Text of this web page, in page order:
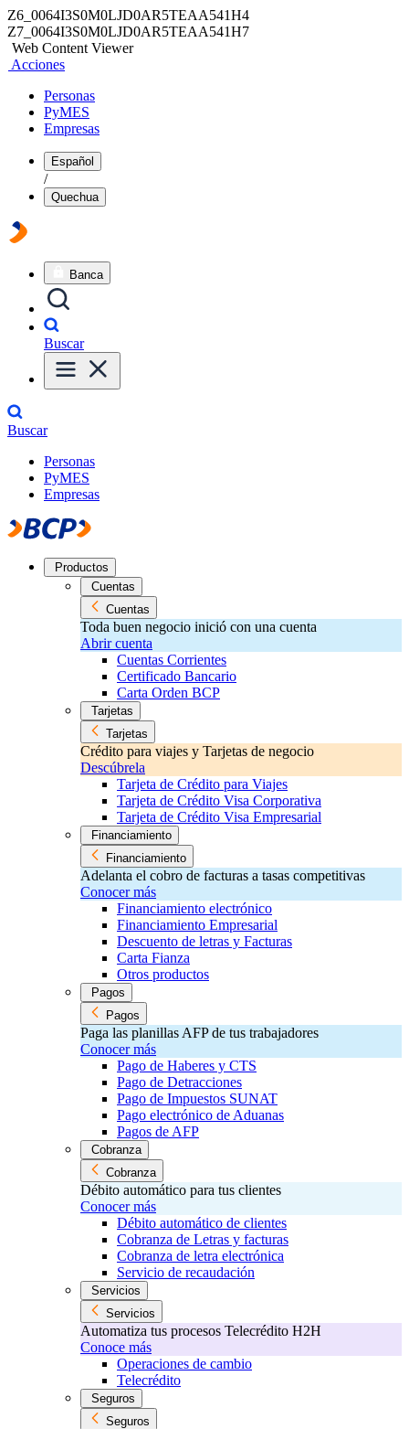
Z6_0064I3S0M0LJD0AR5TEAA541H4
Z7_0064I3S0M0LJD0AR5TEAA541H7
Web Content Viewer
Acciones
Personas
PyMES
Empresas
Español
/
Quechua
Banca
Buscar
Buscar
Personas
PyMES
Empresas
Productos
Cuentas
Cuentas
Toda buen negocio inició con una cuenta
Abrir cuenta
Cuentas Corrientes
Certificado Bancario
Carta Orden BCP
Tarjetas
Tarjetas
Crédito para viajes y Tarjetas de negocio
Descúbrela
Tarjeta de Crédito para Viajes
Tarjeta de Crédito Visa Corporativa
Tarjeta de Crédito Visa Empresarial
Financiamiento
Financiamiento
Adelanta el cobro de facturas a tasas competitivas
Conocer más
Financiamiento electrónico
Financiamiento Empresarial
Descuento de letras y Facturas
Carta Fianza
Otros productos
Pagos
Pagos
Paga las planillas AFP de tus trabajadores
Conocer más
Pago de Haberes y CTS
Pago de Detracciones
Pago de Impuestos SUNAT
Pago electrónico de Aduanas
Pagos de AFP
Cobranza
Cobranza
Débito automático para tus clientes
Conocer más
Débito automático de clientes
Cobranza de Letras y facturas
Cobranza de letra electrónica
Servicio de recaudación
Servicios
Servicios
Automatiza tus procesos Telecrédito H2H
Conoce más
Operaciones de cambio
Telecrédito
Seguros
Seguros